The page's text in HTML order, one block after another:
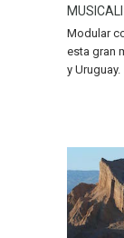
Modular
esta gran
y Uruguay.